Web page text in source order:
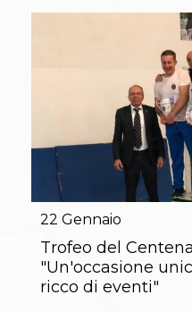
Gare
La
Gare
Albi
La
Gare
22 Gennaio
Trofeo del
"Un'occasione
ricco di eventi"